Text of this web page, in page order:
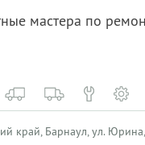
мастера по
край, Барнаул, ул.